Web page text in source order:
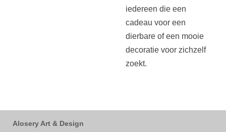
iedereen die een
cadeau voor een
dierbare of een mooie
decoratie voor zichzelf
zoekt.
Alosery Art & Design